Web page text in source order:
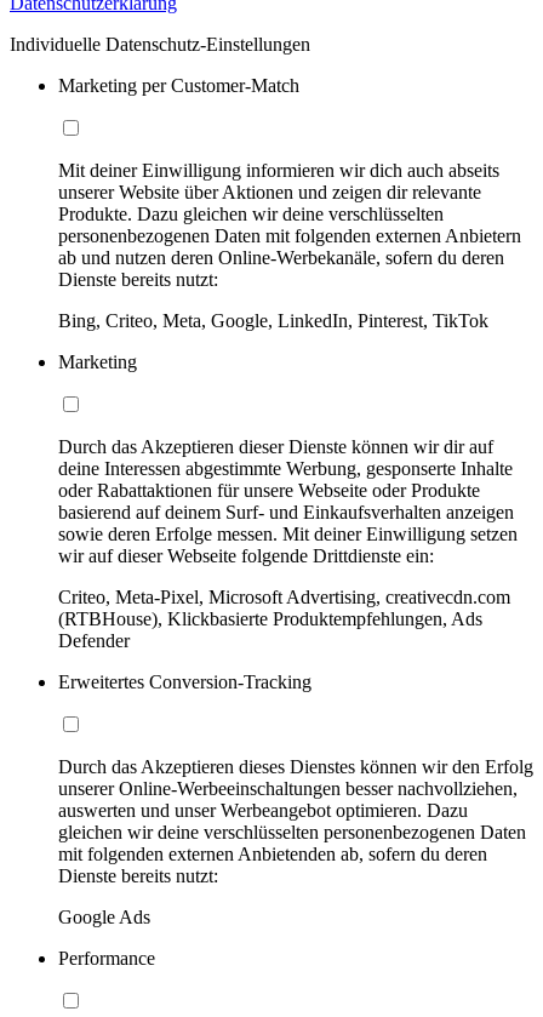
Individuelle Datenschutz-Einstellungen
Marketing per Customer-Match
Mit deiner Einwilligung informieren wir dich auch abseits
unserer Website über Aktionen und zeigen dir relevante
Produkte. Dazu gleichen wir deine verschlüsselten
personenbezogenen Daten mit folgenden externen Anbietern
ab und nutzen deren Online-Werbekanäle, sofern du deren
Dienste bereits nutzt:
Bing, Criteo, Meta, Google, LinkedIn, Pinterest, TikTok
Marketing
Durch das Akzeptieren dieser Dienste können wir dir auf
deine Interessen abgestimmte Werbung, gesponserte Inhalte
oder Rabattaktionen für unsere Webseite oder Produkte
basierend auf deinem Surf- und Einkaufsverhalten anzeigen
sowie deren Erfolge messen. Mit deiner Einwilligung setzen
wir auf dieser Webseite folgende Drittdienste ein:
Criteo, Meta-Pixel, Microsoft Advertising, creativecdn.com
(RTBHouse), Klickbasierte Produktempfehlungen, Ads
Defender
Erweitertes Conversion-Tracking
Durch das Akzeptieren dieses Dienstes können wir den Erfolg
unserer Online-Werbeeinschaltungen besser nachvollziehen,
auswerten und unser Werbeangebot optimieren. Dazu
gleichen wir deine verschlüsselten personenbezogenen Daten
mit folgenden externen Anbietenden ab, sofern du deren
Dienste bereits nutzt:
Google Ads
Performance